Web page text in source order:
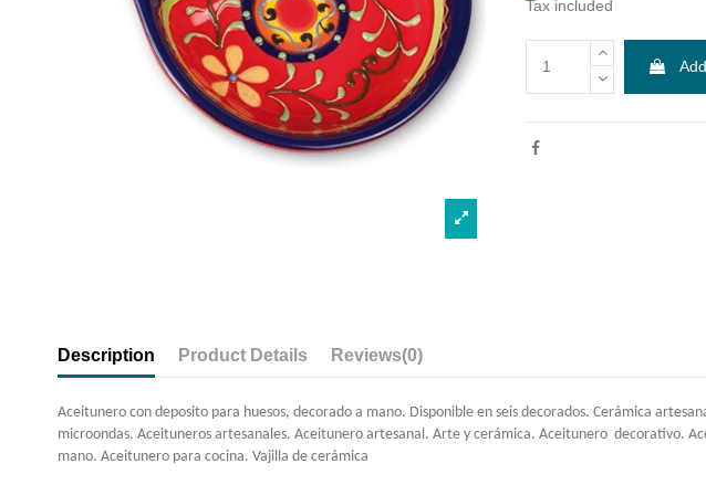
Tax included
Description Product Details Reviews(0)
Aceitunero con deposito para huesos, decorado a mano. Disponible en seis decorados. Cerámica
microondas. Aceituneros artesanales. Aceitunero artesanal. Arte y cerámica. Aceitunero decorativo.
mano. Aceitunero para cocina. Vajilla de cerámica